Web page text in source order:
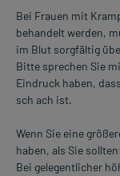
Bei Frauen mit
behandelt werden,
im Blut sorgfältig
Bitte sprechen Sie
Eindruck haben,
sch ach ist.
Wenn Sie eine
haben, als Sie sollten:
Bei gelegentlicher